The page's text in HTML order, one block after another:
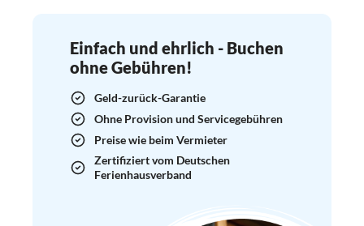
Einfach und ehrlich - Buchen
ohne Gebühren!
Geld-zurück-Garantie
Ohne Provision und Servicegebühren
Preise wie beim Vermieter
Zertifiziert vom Deutschen
Ferienhausverband